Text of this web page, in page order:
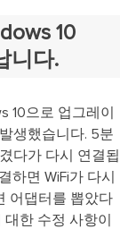
10
니다.
10으로 업그레이
생했습니다. 5분
다가 다시 연결됩
하면 WiFi가 다시
어댑터를 뽑았다
한 수정 사항이